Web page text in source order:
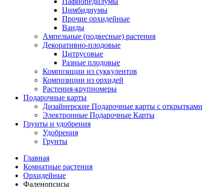
Цимбидиумы
Прочие орхидейные
Ванды
Ампельные (подвесные) растения
Декоративно-плодовые
Цитрусовые
Разные плодовые
Композиции из суккулентов
Композиции из орхидей
Растения-крупномеры
Подарочные карты
Дизайнерские Подарочные карты с открытками
Электронные Подарочные Карты
Грунты и удобрения
Удобрения
Грунты
Главная
Комнатные растения
Орхидейные
Фаленопсисы